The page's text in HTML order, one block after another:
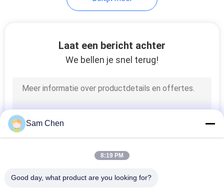
De Vrouwelijke
rj45 vrouwelijke
schakelaar
Laat een bericht achter
We bellen je snel terug!
Sam Chen
8:19 PM
Good day, what product are you looking for?